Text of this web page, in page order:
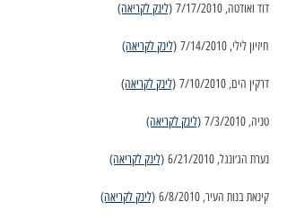
דוד ואודטה, 7/17/2010 (לינק לקריאה)
חיזיון לילי, 7/14/2010 (לינק לקריאה)
דרקין הים, 7/10/2010 (לינק לקריאה)
טניה, 7/3/2010 (לינק לקריאה)
נערת הג׳ונגל, 6/21/2010 (לינק לקריאה)
קינאת בנות העיר, 6/8/2010 (לינק לקריאה)